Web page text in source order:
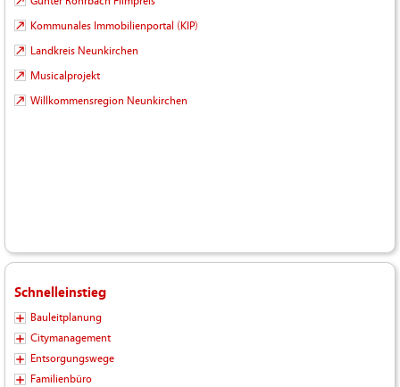
Kommunales Immobilienportal (KIP)
Landkreis Neunkirchen
Musicalprojekt
Willkommensregion Neunkirchen
Schnelleinstieg
Bauleitplanung
Citymanagement
Entsorgungswege
Familienbüro